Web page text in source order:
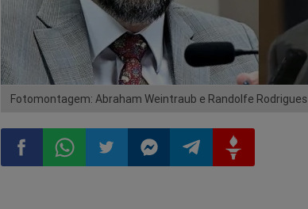
Fotomontagem: Abraham Weintraub e Randolfe Rodrigues